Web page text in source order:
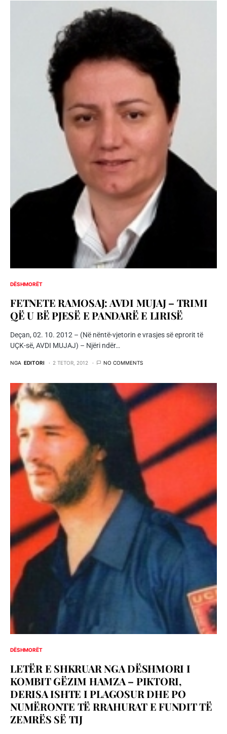
DËSHMORËT
FETNETE RAMOSAJ: AVDI MUJAJ – TRIMI
QË U BË PJESË E PANDARË E LIRISË
Deçan, 02. 10. 2012 – (Në nëntë-vjetorin e vrasjes së eprorit të
UÇK-së, AVDI MUJAJ) – Njëri ndër…
NGA EDITORI 2 TETOR, 2012 NO COMMENTS
DËSHMORËT
LETËR E SHKRUAR NGA DËSHMORI I
KOMBIT GËZIM HAMZA – PIKTORI,
DERISA ISHTE I PLAGOSUR DHE PO
NUMËRONTE TË RRAHURAT E FUNDIT TË
ZEMRËS SË TIJ